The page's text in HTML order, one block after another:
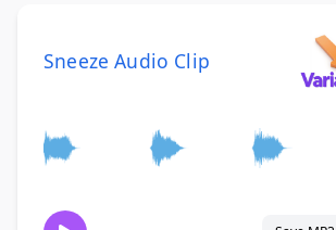
Sneeze Audio Clip